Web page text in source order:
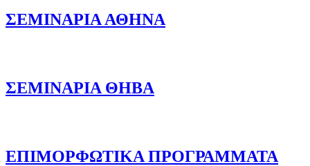
ΣΕΜΙΝΑΡΙΑ ΑΘΗΝΑ
ΣΕΜΙΝΑΡΙΑ ΘΗΒΑ
ΕΠΙΜΟΡΦΩΤΙΚΑ ΠΡΟΓΡΑΜΜΑΤΑ